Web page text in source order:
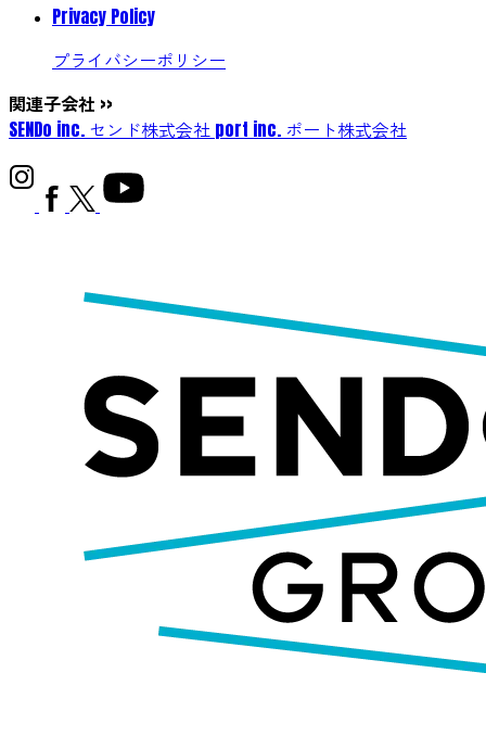
Privacy Policy
プライバシーポリシー
関連子会社 >>
SENDo inc. センド株式会社 port inc. ポート株式会社